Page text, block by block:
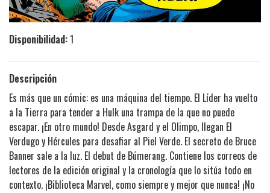
Disponibilidad:1
Descripción
Es más que un cómic: es una máquina del tiempo. El Líder ha vuelto
a la Tierra para tender a Hulk una trampa de la que no puede
escapar. ¡En otro mundo! Desde Asgard y el Olimpo, llegan El
Verdugo y Hércules para desafiar al Piel Verde. El secreto de Bruce
Banner sale a la luz. El debut de Búmerang. Contiene los correos de
lectores de la edición original y la cronología que lo sitúa todo en
contexto. ¡Biblioteca Marvel, como siempre y mejor que nunca! ¡No